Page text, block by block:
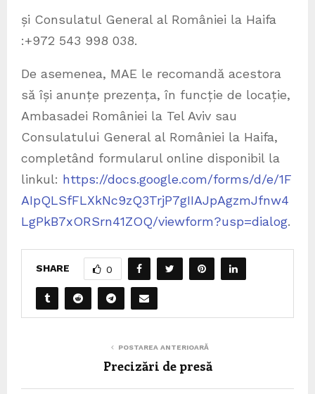
și Consulatul General al României la Haifa
:+972 543 998 038.
De asemenea, MAE le recomandă acestora
să își anunțe prezența, în funcție de locație,
Ambasadei României la Tel Aviv sau
Consulatului General al României la Haifa,
completând formularul online disponibil la
linkul: https://docs.google.com/forms/d/e/1F
AIpQLSfFLXkNc9zQ3TrjP7gIIAJpAgzmJfnw4
LgPkB7xORSrn41ZOQ/viewform?usp=dialog.
SHARE 0
POSTAREA ANTERIOARĂ
Precizări de presă